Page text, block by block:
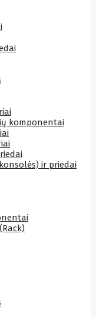
komponentai
ir priedai